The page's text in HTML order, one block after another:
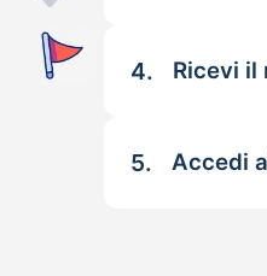
4. Ricevi il
5. Accedi